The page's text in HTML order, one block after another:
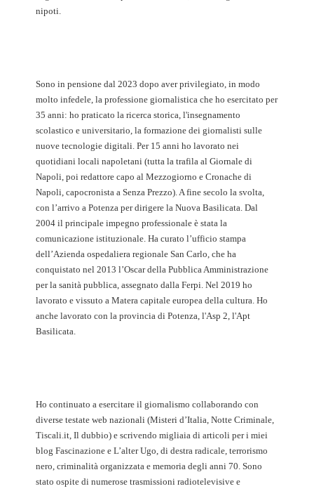
nipoti.
Sono in pensione dal 2023 dopo aver privilegiato, in modo
molto infedele, la professione giornalistica che ho esercitato per
35 anni: ho praticato la ricerca storica, l'insegnamento
scolastico e universitario, la formazione dei giornalisti sulle
nuove tecnologie digitali. Per 15 anni ho lavorato nei
quotidiani locali napoletani (tutta la trafila al Giornale di
Napoli, poi redattore capo al Mezzogiorno e Cronache di
Napoli, capocronista a Senza Prezzo). A fine secolo la svolta,
con l’arrivo a Potenza per dirigere la Nuova Basilicata. Dal
2004 il principale impegno professionale è stata la
comunicazione istituzionale. Ha curato l’ufficio stampa
dell’Azienda ospedaliera regionale San Carlo, che ha
conquistato nel 2013 l’Oscar della Pubblica Amministrazione
per la sanità pubblica, assegnato dalla Ferpi. Nel 2019 ho
lavorato e vissuto a Matera capitale europea della cultura. Ho
anche lavorato con la provincia di Potenza, l'Asp 2, l'Apt
Basilicata.
Ho continuato a esercitare il giornalismo collaborando con
diverse testate web nazionali (Misteri d’Italia, Notte Criminale,
Tiscali.it, Il dubbio) e scrivendo migliaia di articoli per i miei
blog Fascinazione e L’alter Ugo, di destra radicale, terrorismo
nero, criminalità organizzata e memoria degli anni 70. Sono
stato ospite di numerose trasmissioni radiotelevisive e